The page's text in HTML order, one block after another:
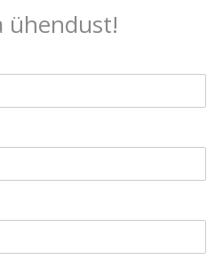
ühendust!